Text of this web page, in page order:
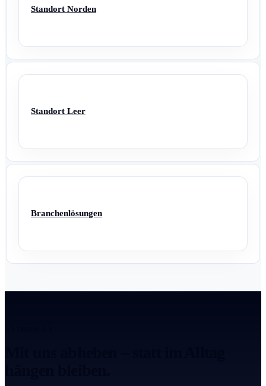
Standort Norden
Standort Leer
Branchenlösungen